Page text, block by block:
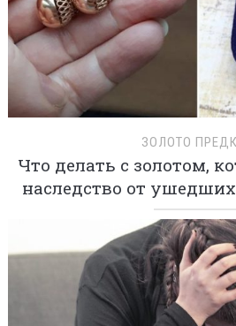
ЗОЛОТО
Что делать с золотом,
наследство от